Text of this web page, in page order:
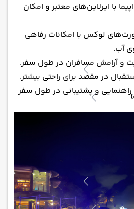
با ایرلاین‌های معتبر و امکان
لوکس با امکانات رفاهی
آب.
و آرامش مسافران در طول سفر.
در مقصد برای راحتی بیشتر.
راهنمایی و پشتیبانی در طول سفر​